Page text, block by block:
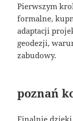
Pierwszym
formalne,
adaptacji
geodezji,
zabudowy.
poznań
Finalnie